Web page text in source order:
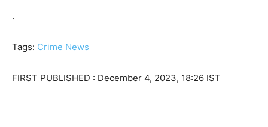
.
Tags: Crime News
FIRST PUBLISHED : December 4, 2023, 18:26 IST